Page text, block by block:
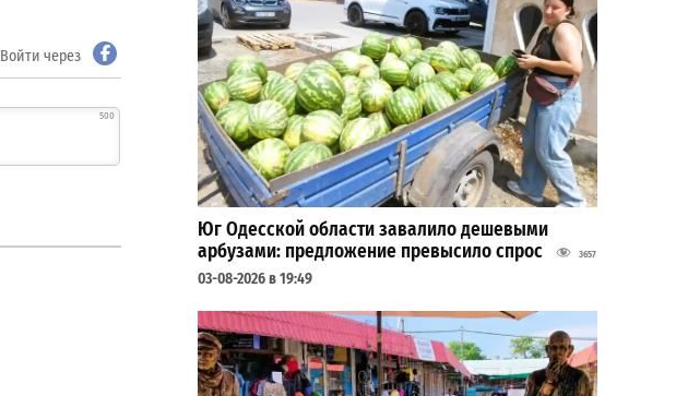
Войти через
500
Юг Одесской области завалило дешевыми
арбузами: предложение превысило спрос
3657
03-08-2026 в 19:49